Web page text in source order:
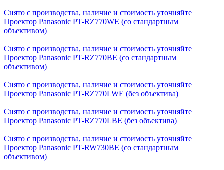
Снято с производства, наличие и стоимость уточняйте
Проектор Panasonic PT-RZ770WE (со стандартным
объективом)
Снято с производства, наличие и стоимость уточняйте
Проектор Panasonic PT-RZ770BE (со стандартным
объективом)
Снято с производства, наличие и стоимость уточняйте
Проектор Panasonic PT-RZ770LWE (без объектива)
Снято с производства, наличие и стоимость уточняйте
Проектор Panasonic PT-RZ770LBE (без объектива)
Снято с производства, наличие и стоимость уточняйте
Проектор Panasonic PT-RW730BE (со стандартным
объективом)